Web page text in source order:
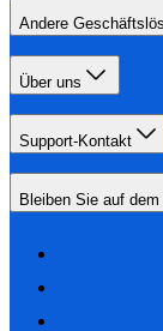
Andere
Über uns
Support-Kontakt
Bleiben Sie auf